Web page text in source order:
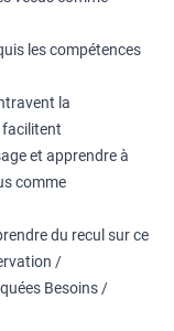
les compétences
la
facilitent
et apprendre à
comme
du recul sur ce
/
Besoins /